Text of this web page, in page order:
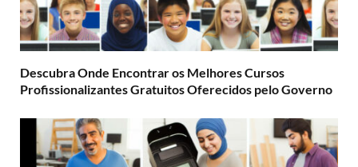
Descubra Onde Encontrar os Melhores Cursos
Profissionalizantes Gratuitos Oferecidos pelo Governo